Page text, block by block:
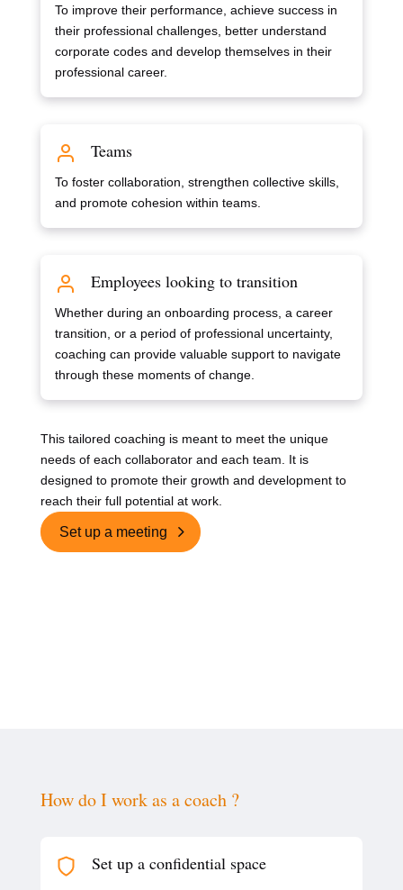
To improve their performance, achieve success in
their professional challenges, better understand
corporate codes and develop themselves in their
professional career.
Teams
To foster collaboration, strengthen collective skills,
and promote cohesion within teams.
Employees looking to transition
Whether during an onboarding process, a career
transition, or a period of professional uncertainty,
coaching can provide valuable support to navigate
through these moments of change.
This tailored coaching is meant to meet the unique
needs of each collaborator and each team. It is
designed to promote their growth and development to
reach their full potential at work.
Set up a meeting
How do I work as a coach ?
Set up a confidential space